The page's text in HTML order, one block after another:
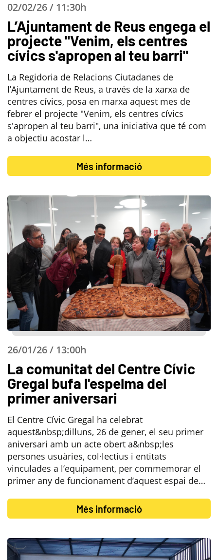
02/02/26 / 11:30h
L’Ajuntament de Reus engega el
projecte "Venim, els centres
cívics s'apropen al teu barri"
La Regidoria de Relacions Ciutadanes de
l’Ajuntament de Reus, a través de la xarxa de
centres cívics, posa en marxa aquest mes de
febrer el projecte "Venim, els centres cívics
s'apropen al teu barri", una iniciativa que té com
a objectiu acostar l…
Més informació
26/01/26 / 13:00h
La comunitat del Centre Cívic
Gregal bufa l'espelma del
primer aniversari
El Centre Cívic Gregal ha celebrat
aquest&nbsp;dilluns, 26 de gener, el seu primer
aniversari amb un acte obert a&nbsp;les
persones usuàries, col·lectius i entitats
vinculades a l’equipament, per commemorar el
primer any de funcionament d’aquest espai de…
Més informació